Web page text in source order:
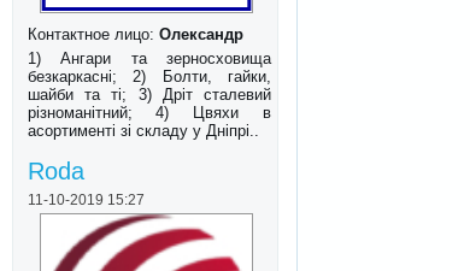
Контактное лицо: Олександр
1) Ангари та зерносховища
безкаркасні; 2) Болти, гайки,
шайби та ті; 3) Дріт сталевий
різноманітний; 4) Цвяхи в
асортименті зі складу у Дніпрі..
Roda
11-10-2019 15:27